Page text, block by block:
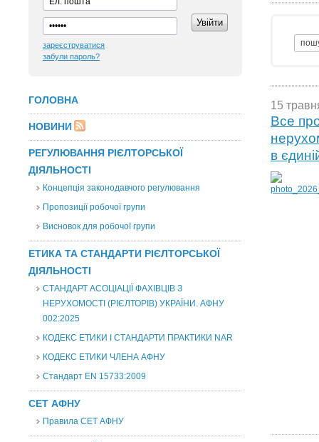
зареєструватися
забули пароль?
ГОЛОВНА
НОВИНИ
РЕГУЛЮВАННЯ РІЄЛТОРСЬКОЇ
ДІЯЛЬНОСТІ
Концепція законодавчого регулювання
Пропозиції робочої групи
Висновок для робочої групи
ЕТИКА ТА СТАНДАРТИ РІЄЛТОРСЬКОЇ
ДІЯЛЬНОСТІ
СТАНДАРТ АСОЦІАЦІЇ ФАХІВЦІВ З
НЕРУХОМОСТІ (РІЄЛТОРІВ) УКРАЇНИ. АФНУ
002:2025
КОДЕКС ЕТИКИ І СТАНДАРТИ ПРАКТИКИ NAR
КОДЕКС ЕТИКИ ЧЛЕНА АФНУ
Стандарт EN 15733:2009
СЕТ АФНУ
Правила СЕТ АФНУ
15
Все
в